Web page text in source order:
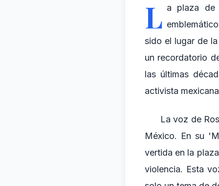
L a plaza de
sido el lugar de
un recordatorio
las últimas
activista
La voz de
México. En su
vertida en la
violencia. Esta